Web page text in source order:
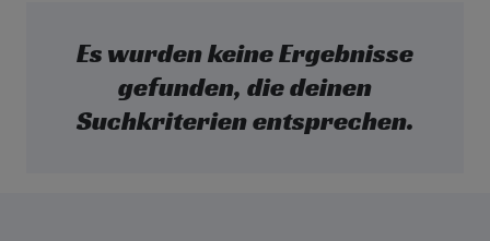
Es wurden keine Ergebnisse
gefunden, die deinen
Suchkriterien entsprechen.